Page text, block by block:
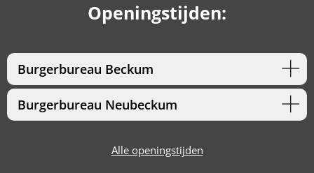
Openingstijden:
Burgerbureau Beckum
Burgerbureau Neubeckum
Alle openingstijden